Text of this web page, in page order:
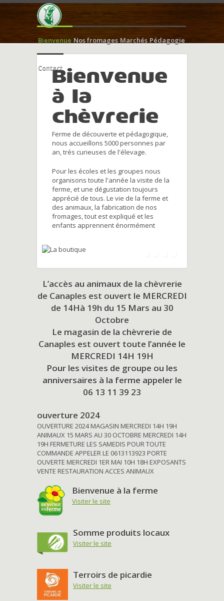
Bienvenue Nos fromages Marchés Pédagogie
ContactBienvenue
à la
chèvrerie
Ferme de découverte et pédagogique,
nous accueillons 5000 personnes par
an, trés curieuses de l'élevage.
Pour les écoles et les groupes nous
organisons toute l'année la visite de la
ferme, et une dégustation toujours
apprécié de tous. Le vie de la ferme et
des animaux, la fabrication de nos
fromages, tout est expliqué et les
enfants apprennent énormément
L’accès au animaux de la chèvrerie
de Canaples est ouvert le MERCREDI
de 14Hà 19h du 15 Mars au 30
Octobre
Le magasin de la chèvrerie de
Canaples est ouvert toute l’année le
MERCREDI 14H 19H
Pour les visites de groupe ou les
anniversaires à la ferme appeler le
06 13 11 39 23
ouverture 2024
OUVERTURE 2024 MAGASIN MERCREDI 14H 19H
ANIMAUX 15 MARS AU 30 OCTOBRE MERCREDI 14H
19H FERMETURE LES SAMEDIS POUR TOUTE
COMMANDE APPELER LE 0613113923 PORTE
OUVERTE MERCREDI 1ER MAI 10H 18H EXPOSANTS
VENTE RESTAURATION ACCES ANIMAUX
Bienvenue à la ferme
Visiter le site
Somme produits locaux
Visiter le site
Terroirs de picardie
Visiter le site